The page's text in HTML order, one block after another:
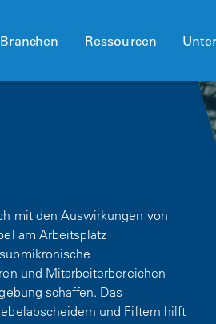
Branchen Ressourcen
mit den Auswirkungen von
am Arbeitsplatz
und Mitarbeiterbereichen
schaffen. Das
und Filtern hilft